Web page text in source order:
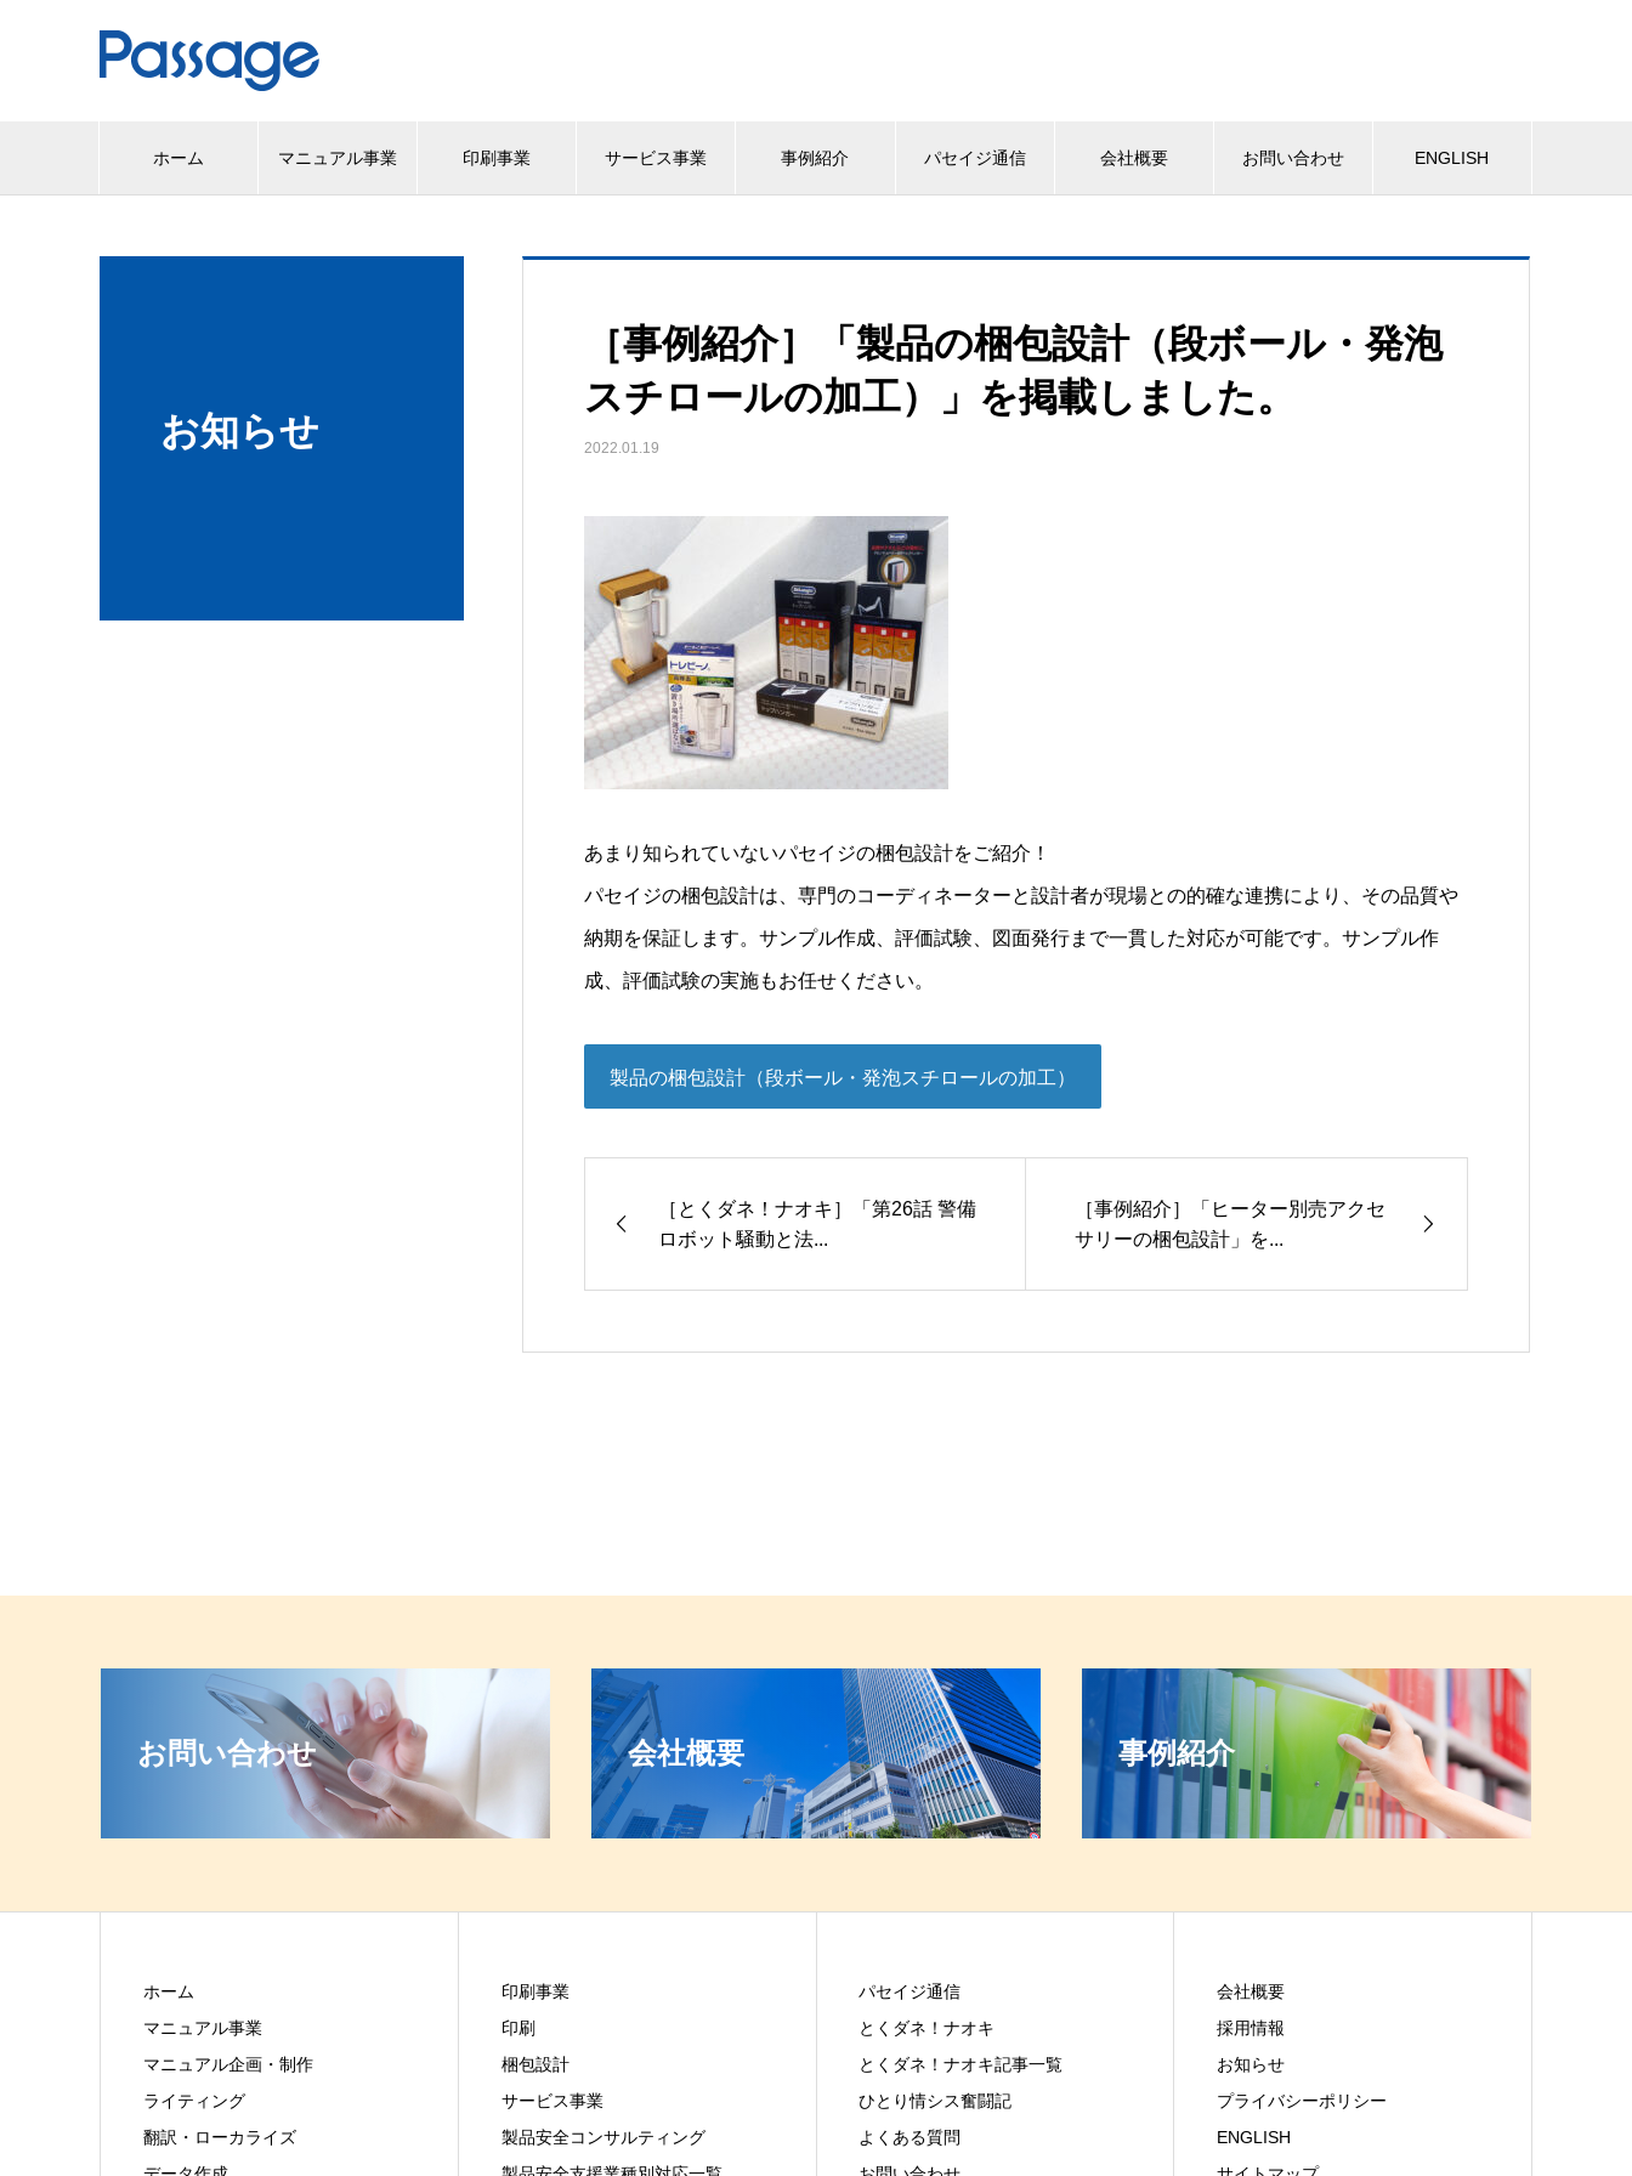
ホーム マニュアル事業 印刷事業 サービス事業 事例紹介 パセイジ通信 会社概要 お問い合わせ ENGLISH
お知らせ
［事例紹介］「製品の梱包設計（段ボール・発泡
スチロールの加工）」を掲載しました。
2022.01.19
あまり知られていないパセイジの梱包設計をご紹介！
パセイジの梱包設計は、専門のコーディネーターと設計者が現場との的確な連携により、その品質や
納期を保証します。サンプル作成、評価試験、図面発行まで一貫した対応が可能です。サンプル作
成、評価試験の実施もお任せください。
製品の梱包設計（段ボール・発泡スチロールの加工）
［とくダネ！ナオキ］「第26話 警備
ロボット騒動と法...
［事例紹介］「ヒーター別売アクセ
サリーの梱包設計」を...
お問い合わせ 会社概要 事例紹介
ホーム
マニュアル事業
マニュアル企画・制作
ライティング
翻訳・ローカライズ
印刷事業
印刷
梱包設計
サービス事業
製品安全コンサルティング
パセイジ通信
とくダネ！ナオキ
とくダネ！ナオキ記事一覧
ひとり情シス奮闘記
よくある質問
会社概要
採用情報
お知らせ
プライバシーポリシー
ENGLISH